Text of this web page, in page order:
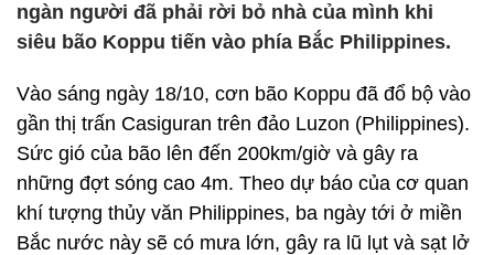
ngàn người đã phải rời bỏ nhà của mình khi
siêu bão Koppu tiến vào phía Bắc Philippines.
Vào sáng ngày 18/10, cơn bão Koppu đã đổ bộ vào
gần thị trấn Casiguran trên đảo Luzon (Philippines).
Sức gió của bão lên đến 200km/giờ và gây ra
những đợt sóng cao 4m. Theo dự báo của cơ quan
khí tượng thủy văn Philippines, ba ngày tới ở miền
Bắc nước này sẽ có mưa lớn, gây ra lũ lụt và sạt lở